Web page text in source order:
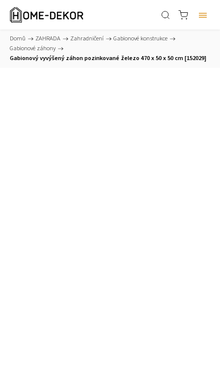
Domů / ZAHRADA / Zahradničení / Gabionové konstrukce /
Gabionové záhony /
Gabionový vyvýšený záhon pozinkované železo 470 x 50 x 50 cm [152029]